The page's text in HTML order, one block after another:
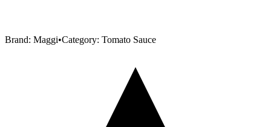
Brand: Maggi•Category: Tomato Sauce